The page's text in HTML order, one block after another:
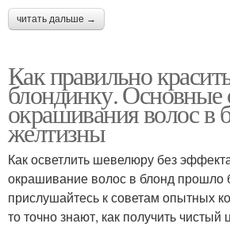
читать дальше →
Как правильно
блондинку. Основные
окрашивания волос в
желтизны
Как осветлить шевелюру без
окрашивание волос в блонд прошло
прислушайтесь к советам опытных
то точно знают, как получить чистый